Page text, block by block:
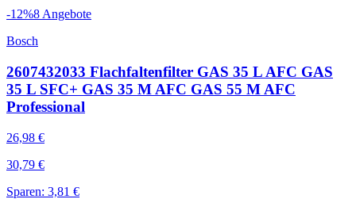
-12%8 Angebote
Bosch
2607432033 Flachfaltenfilter GAS 35 L AFC GAS
35 L SFC+ GAS 35 M AFC GAS 55 M AFC
Professional
26,98 €
30,79 €
Sparen: 3,81 €